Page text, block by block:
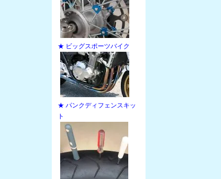
★ ビッグスポーツバイク
★ パンクディフェンスキッ
ト